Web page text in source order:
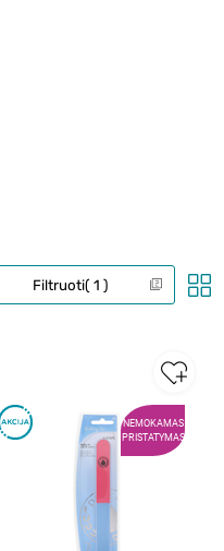
Filtruoti 1
NEMOKAMAS
PRISTATYMAS